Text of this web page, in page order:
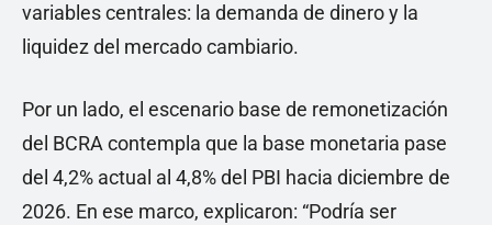
variables centrales: la demanda de dinero y la
liquidez del mercado cambiario.
Por un lado, el escenario base de remonetización
del BCRA contempla que la base monetaria pase
del 4,2% actual al 4,8% del PBI hacia diciembre de
2026. En ese marco, explicaron: “Podría ser